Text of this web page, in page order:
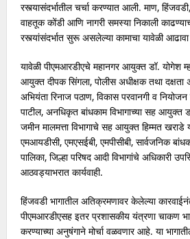
रस्त्यासंदर्भातील चर्चा करण्यात आली. माण,
वाहतूक कोंडी आणि नागरी समस्या निकाली
रस्त्यांसंदर्भात सुरू असलेल्या कामाचा यावेळी
यावेळी पीएमआरडीएचे महानगर आयुक्त डॉ. योगेश
आयुक्त दीपक सिंगला, पोलीस अधीक्षक तथा
अभियंता रिनाज पठाण, विकास परवानगी व
पाटील, अनधिकृत बांधकाम विभागाच्या सह आयुक्त
जमीन मालमत्ता विभागाचे सह आयुक्त हिम्मत खराडे
एमआयडीसी, एमएसईबी, एमपीसीबी, सार्वजनिक
पालिका, जिल्हा परिषद आदी विभागांचे अधिकारी
आठवड्याभरात कार्यवाही.
हिंजवडी भागातील अतिक्रमणावर केलेल्या
पीएमआरडीएसह इतर प्रशासकीय यंत्रणा चाकण
करण्याच्या अनुषंगाने मोर्चा वळवणार आहे. या